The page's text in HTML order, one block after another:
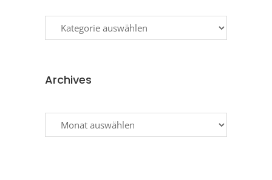
Archives